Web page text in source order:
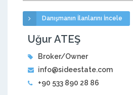
Danışmanın İlanlarını İncele
Uğur ATEŞ
Broker/Owner
info@sideestate.com
+90 533 890 28 86